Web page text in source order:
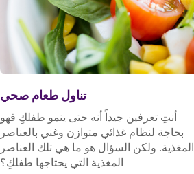
تناول طعام صحي
أنتِ تعرفين جيداً أنه حتى ينمو طفلكِ فهو
بحاجة لنظام غذائي متوازن وغني بالعناصر
المغذية. ولكن السؤال هو ما هي تلك العناصر
المغذية التي يحتاجها طفلكِ؟